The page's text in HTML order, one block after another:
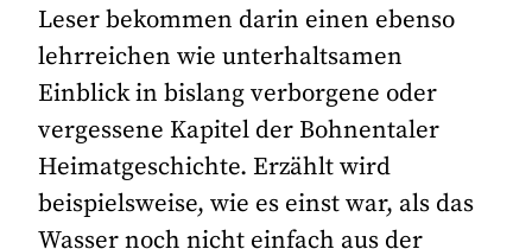
Leser bekommen darin einen ebenso
lehrreichen wie unterhaltsamen
Einblick in bislang verborgene oder
vergessene Kapitel der Bohnentaler
Heimatgeschichte. Erzählt wird
beispielsweise, wie es einst war, als das
Wasser noch nicht einfach aus der